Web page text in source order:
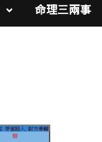
命理三兩事